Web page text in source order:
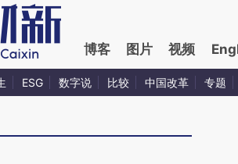
博客 图片 视频
ESG 数字说 比较 中国改革 专题